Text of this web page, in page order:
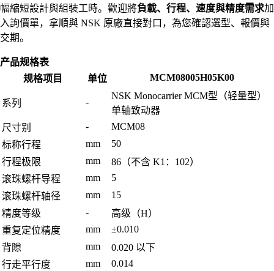
幅縮短設計與組裝工時。歡迎將負載、行程、速度與精度需求加
入詢價單，拿順與 NSK 原廠直接對口，為您確認選型、報價與
交期。
产品规格表
规格项目
单位 MCM08005H05K00
系列 -
NSK Monocarrier MCM型（轻量型）
单轴致动器
尺寸别
-
MCM08
标称行程
mm
50
行程极限
mm
86（不含 K1：102）
滚珠螺杆导程
mm
5
滚珠螺杆轴径
mm
15
精度等级
-
高级（H）
重复定位精度
mm
±0.010
背隙
mm
0.020 以下
行走平行度
mm
0.014